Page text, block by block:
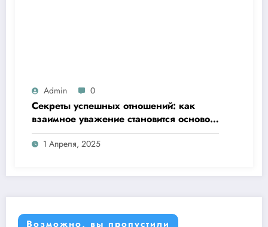
Admin 0
Секреты успешных отношений: как
взаимное уважение становится основой
любви
1 Апреля, 2025
Возможно, вы пропустили